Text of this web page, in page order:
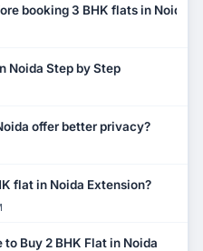
booking 3 BHK flats in Noida?
Noida Step by Step
offer better privacy?
flat in Noida Extension?
Buy 2 BHK Flat in Noida